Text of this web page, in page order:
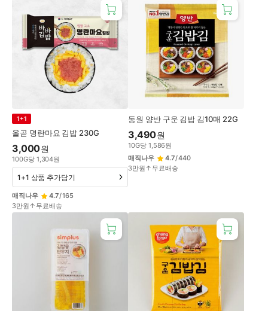
올곧 명란마요 김밥 230G
1+1
3,000원
100G당 1,304원
매직나우 4.7/165
3만원↑무료배송
1+1 상품 추가담기
동원 양반 구운 김밥 김10매 22G
3,490원
10G당 1,586원
매직나우
4.7/440
3만원↑무료배송